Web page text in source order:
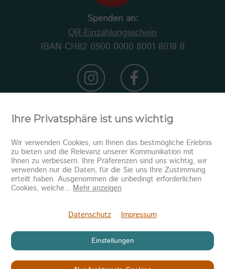
Spenden an:
QR-Einzahlungsschein
IBAN CH82 0900 0000 8001 8018 8
Newsletter abonnieren
Ihre Privatsphäre ist uns wichtig
Wir verwenden Cookies, um Ihnen das bestmögliche Erlebnis
zu bieten und die Relevanz unserer Kommunikation mit
Ihnen zu verbessern. Ihre Präferenzen sind uns wichtig, wir
verwenden nur die Daten, für die Sie uns Ihre Zustimmung
erteilt haben. Ausgenommen die unbedingt erforderlichen
Cookies, welche... Mehr anzeigen
Datenschutz Impressum
Einstellungen